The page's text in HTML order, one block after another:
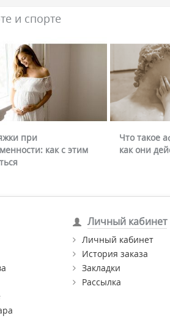
и спорте
при
как с этим
Что такое
как они
Личный кабинет
Личный кабинет
История заказа
Закладки
Рассылка